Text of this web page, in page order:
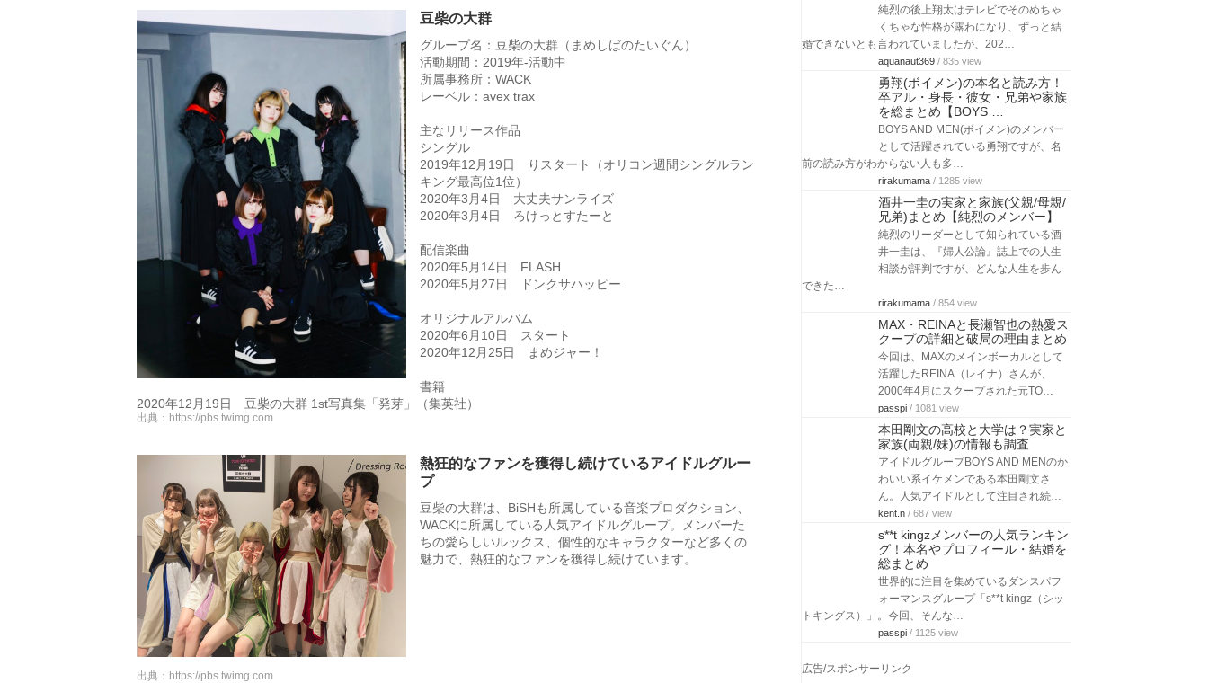
豆柴の大群
グループ名：豆柴の大群（まめしばのたいぐん）
活動期間：2019年-活動中
所属事務所：WACK
レーベル：avex trax
主なリリース作品
シングル
2019年12月19日 りスタート（オリコン週間シングルラン
キング最高位1位）
2020年3月4日 大丈夫サンライズ
2020年3月4日 ろけっとすたーと
配信楽曲
2020年5月14日 FLASH
2020年5月27日 ドンクサハッピー
オリジナルアルバム
2020年6月10日 スタート
2020年12月25日 まめジャー！
書籍
2020年12月19日 豆柴の大群 1st写真集「発芽」（集英社）
出典： https://pbs.twimg.com
熱狂的なファンを獲得し続けているアイドルグルー
プ
豆柴の大群は、BiSHも所属している音楽プロダクション、
WACKに所属している人気アイドルグループ。メンバーた
ちの愛らしいルックス、個性的なキャラクターなど多くの
魅力で、熱狂的なファンを獲得し続けています。
出典： https://pbs.twimg.com
純烈の後上翔太はテレビでそのめちゃ
くちゃな性格が露わになり、ずっと結
婚できないとも言われていましたが、202…
aquanaut369 / 835 view
勇翔(ボイメン)の本名と読み方！
卒アル・身長・彼女・兄弟や家族
を総まとめ【BOYS …
BOYS AND MEN(ボイメン)のメンバー
として活躍されている勇翔ですが、名
前の読み方がわからない人も多…
rirakumama / 1285 view
酒井一圭の実家と家族(父親/母親/
兄弟)まとめ【純烈のメンバー】
純烈のリーダーとして知られている酒
井一圭は、『婦人公論』誌上での人生
相談が評判ですが、どんな人生を歩ん
できた…
rirakumama / 854 view
MAX・REINAと長瀬智也の熱愛ス
クープの詳細と破局の理由まとめ
今回は、MAXのメインボーカルとして
活躍したREINA（レイナ）さんが、
2000年4月にスクープされた元TO…
passpi / 1081 view
本田剛文の高校と大学は？実家と
家族(両親/妹)の情報も調査
アイドルグループBOYS AND MENのか
わいい系イケメンである本田剛文さ
ん。人気アイドルとして注目され続…
kent.n / 687 view
s**t kingzメンバーの人気ランキン
グ！本名やプロフィール・結婚を
総まとめ
世界的に注目を集めているダンスパフ
ォーマンスグループ「s**t kingz（シッ
トキングス）」。今回、そんな…
passpi / 1125 view
広告/スポンサーリンク